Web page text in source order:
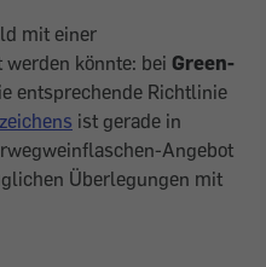
mit einer
könnte: bei Green-
entsprechende Richtlinie
ist gerade in
Angebot
Überlegungen mit